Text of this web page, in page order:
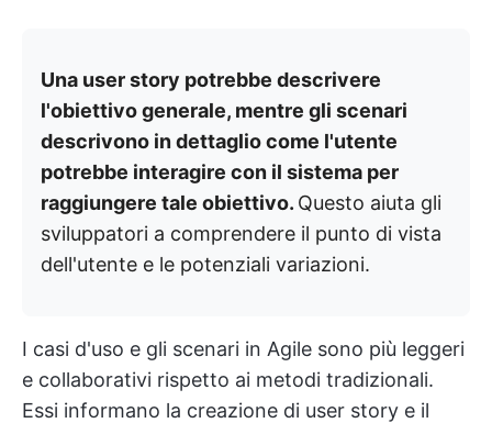
Una user story potrebbe descrivere
l'obiettivo generale, mentre gli scenari
descrivono in dettaglio come l'utente
potrebbe interagire con il sistema per
raggiungere tale obiettivo. Questo aiuta gli
sviluppatori a comprendere il punto di vista
dell'utente e le potenziali variazioni.
I casi d'uso e gli scenari in Agile sono più leggeri
e collaborativi rispetto ai metodi tradizionali.
Essi informano la creazione di user story e il